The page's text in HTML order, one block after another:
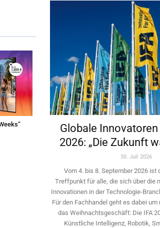
Globale Innovatoren
2026: „Die Zukunft
30. Juli 2026
Vom 4. bis 8. September 2026 ist
Treffpunkt für alle, die sich über die
Innovationen in der Technologie-­
Für den Fachhandel geht es dabei
das Weihnachtsgeschäft: Die IFA
Künstliche Intelligenz, Robotik,